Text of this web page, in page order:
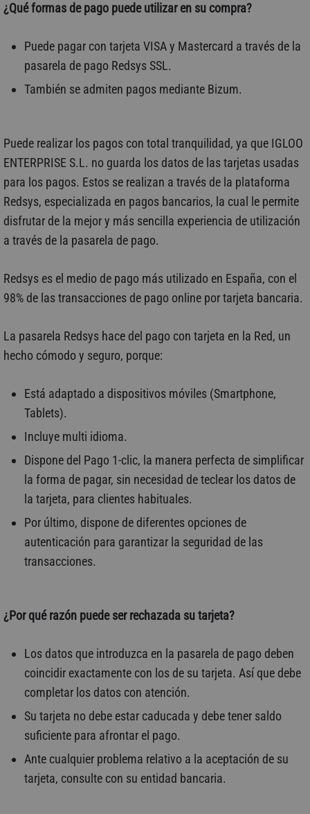
¿Qué formas de pago puede utilizar en su compra?
Puede pagar con tarjeta VISA y Mastercard a través de la
pasarela de pago Redsys SSL.
También se admiten pagos mediante Bizum.
Puede realizar los pagos con total tranquilidad, ya que IGLOO
ENTERPRISE S.L. no guarda los datos de las tarjetas usadas
para los pagos. Estos se realizan a través de la plataforma
Redsys, especializada en pagos bancarios, la cual le permite
disfrutar de la mejor y más sencilla experiencia de utilización
a través de la pasarela de pago.
Redsys es el medio de pago más utilizado en España, con el
98% de las transacciones de pago online por tarjeta bancaria.
La pasarela Redsys hace del pago con tarjeta en la Red, un
hecho cómodo y seguro, porque:
Está adaptado a dispositivos móviles (Smartphone,
Tablets).
Incluye multi idioma.
Dispone del Pago 1-clic, la manera perfecta de simplificar
la forma de pagar, sin necesidad de teclear los datos de
la tarjeta, para clientes habituales.
Por último, dispone de diferentes opciones de
autenticación para garantizar la seguridad de las
transacciones.
¿Por qué razón puede ser rechazada su tarjeta?
Los datos que introduzca en la pasarela de pago deben
coincidir exactamente con los de su tarjeta. Así que debe
completar los datos con atención.
Su tarjeta no debe estar caducada y debe tener saldo
suficiente para afrontar el pago.
Ante cualquier problema relativo a la aceptación de su
tarjeta, consulte con su entidad bancaria.